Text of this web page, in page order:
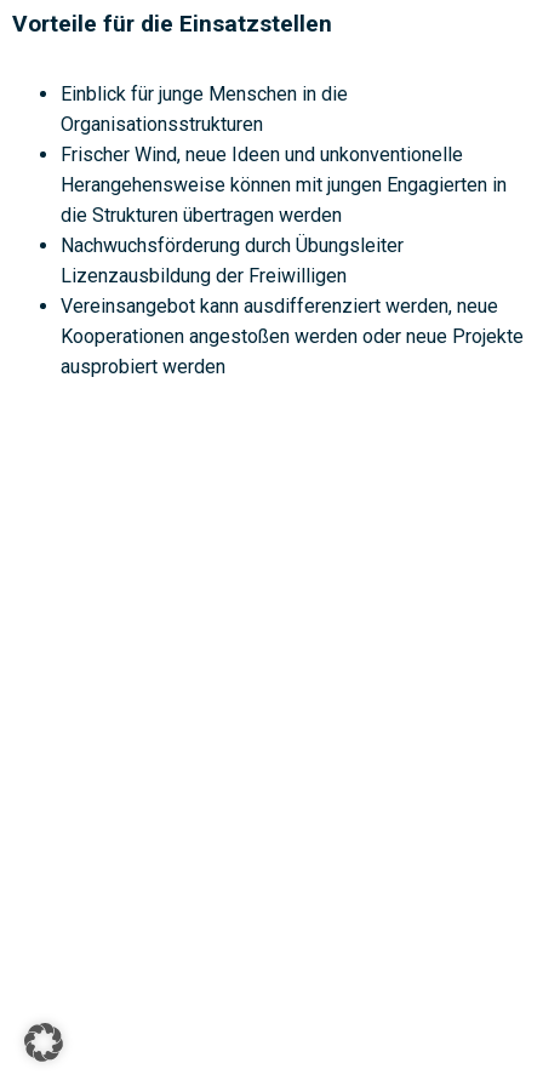
Vorteile für die Einsatzstellen
Einblick für junge Menschen in die
Organisationsstrukturen
Frischer Wind, neue Ideen und unkonventionelle
Herangehensweise können mit jungen Engagierten in
die Strukturen übertragen werden
Nachwuchsförderung durch Übungsleiter
Lizenzausbildung der Freiwilligen
Vereinsangebot kann ausdifferenziert werden, neue
Kooperationen angestoßen werden oder neue Projekte
ausprobiert werden